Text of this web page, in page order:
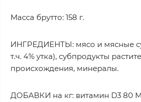
Масса брутто: 158 г.
ИНГРЕДИЕНТЫ: мясо и мясные
т.ч. 4% утка), субпродукты
происхождения, минералы.
ДОБАВКИ на кг: витамин D3 80